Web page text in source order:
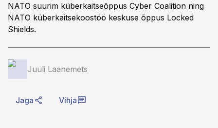
NATO suurim küberkaitseõppus Cyber Coalition ning
NATO küberkaitsekoostöö keskuse õppus Locked
Shields.
Juuli Laanemets
Jaga Vihja